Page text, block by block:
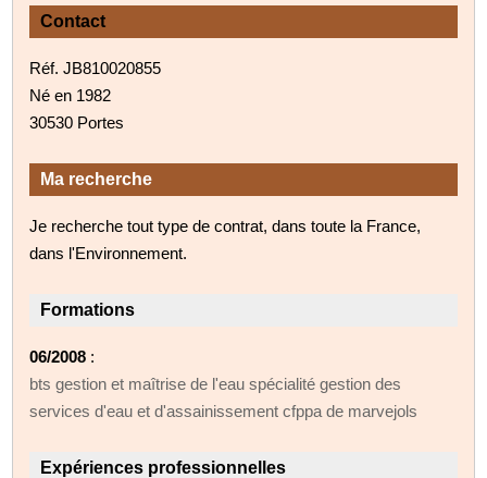
Contact
Réf. JB810020855
Né en 1982
30530 Portes
Ma recherche
Je recherche tout type de contrat, dans toute la France,
dans l'Environnement.
Formations
06/2008 :
bts gestion et maîtrise de l'eau spécialité gestion des
services d'eau et d'assainissement cfppa de marvejols
Expériences professionnelles